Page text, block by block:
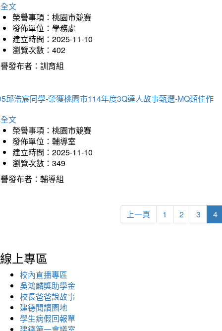
文
榮譽事項：桃園市競賽
發佈單位：學務處
建立時間：2025-11-10
瀏覽次數：402
發布者：訓育組
邱浩宸同學-榮獲桃園市114年度3Q達人故事甄選-MQ類佳作
文
榮譽事項：桃園市競賽
發佈單位：輔導室
建立時間：2025-11-10
瀏覽次數：349
發布者：輔導組
上一頁 1 2 3 4
線上專區
校內直播專區
吳鴻麟獎助學金
校長爸爸說故事
建德閱讀園地
學生病假回報單